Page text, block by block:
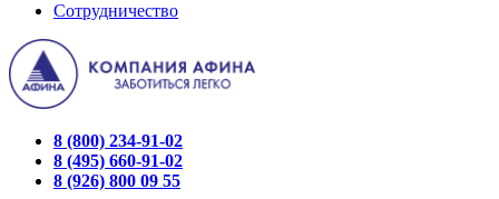
Сотрудничество
8 (800) 234-91-02
8 (495) 660-91-02
8 (926) 800 09 55